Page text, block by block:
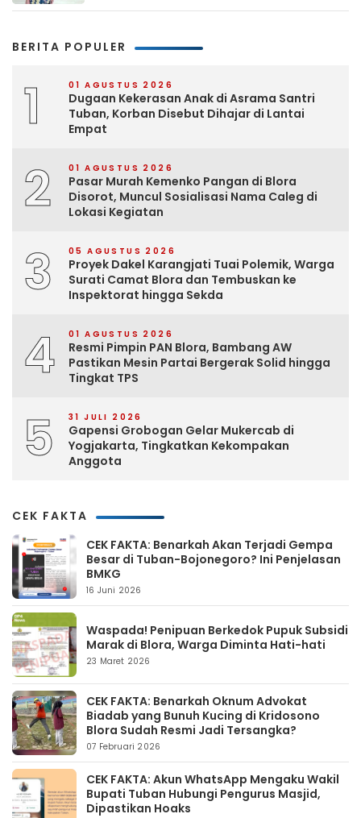
BERITA POPULER
1 01 AGUSTUS 2026
Dugaan Kekerasan Anak di Asrama Santri
Tuban, Korban Disebut Dihajar di Lantai
Empat
2 01 AGUSTUS 2026
Pasar Murah Kemenko Pangan di Blora
Disorot, Muncul Sosialisasi Nama Caleg di
Lokasi Kegiatan
3 05 AGUSTUS 2026
Proyek Dakel Karangjati Tuai Polemik, Warga
Surati Camat Blora dan Tembuskan ke
Inspektorat hingga Sekda
4 01 AGUSTUS 2026
Resmi Pimpin PAN Blora, Bambang AW
Pastikan Mesin Partai Bergerak Solid hingga
Tingkat TPS
5 31 JULI 2026
Gapensi Grobogan Gelar Mukercab di
Yogjakarta, Tingkatkan Kekompakan
Anggota
CEK FAKTA
CEK FAKTA: Benarkah Akan Terjadi Gempa
Besar di Tuban-Bojonegoro? Ini Penjelasan
BMKG
16 Juni 2026
Waspada! Penipuan Berkedok Pupuk Subsidi
Marak di Blora, Warga Diminta Hati-hati
23 Maret 2026
CEK FAKTA: Benarkah Oknum Advokat
Biadab yang Bunuh Kucing di Kridosono
Blora Sudah Resmi Jadi Tersangka?
07 Februari 2026
CEK FAKTA: Akun WhatsApp Mengaku Wakil
Bupati Tuban Hubungi Pengurus Masjid,
Dipastikan Hoaks